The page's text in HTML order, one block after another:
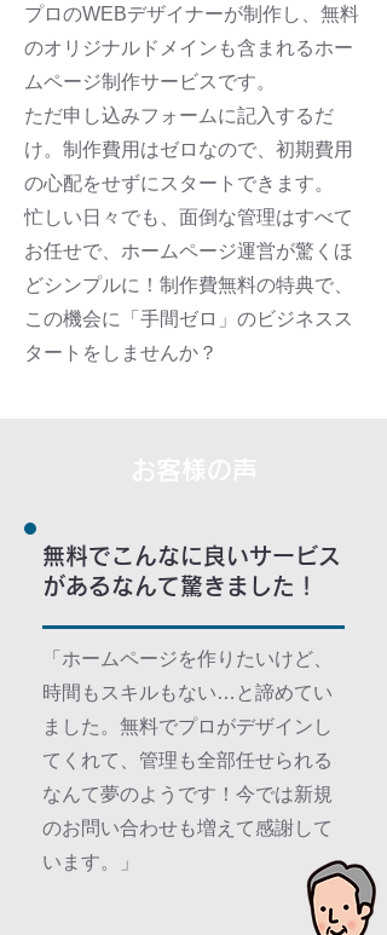
プロのWEBデザイナーが制作し、無料
のオリジナルドメインも含まれるホー
ムページ制作サービスです。
ただ申し込みフォームに記入するだ
け。制作費用はゼロなので、初期費用
の心配をせずにスタートできます。
忙しい日々でも、面倒な管理はすべて
お任せで、ホームページ運営が驚くほ
どシンプルに！制作費無料の特典で、
この機会に「手間ゼロ」のビジネスス
タートをしませんか？
無料でこんなに良いサービス
があるなんて驚きました！
「ホームページを作りたいけど、
時間もスキルもない…と諦めてい
ました。無料でプロがデザインし
てくれて、管理も全部任せられる
なんて夢のようです！今では新規
のお問い合わせも増えて感謝して
います。」